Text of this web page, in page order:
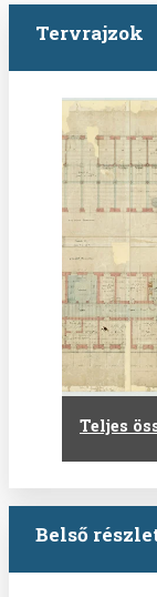
Tervrajzok
Teljes
Belső